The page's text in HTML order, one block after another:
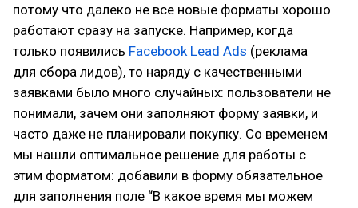
потому что далеко не все новые форматы хорошо
работают сразу на запуске. Например, когда
только появились Facebook Lead Ads (реклама
для сбора лидов), то наряду с качественными
заявками было много случайных: пользователи не
понимали, зачем они заполняют форму заявки, и
часто даже не планировали покупку. Со временем
мы нашли оптимальное решение для работы с
этим форматом: добавили в форму обязательное
для заполнения поле “В какое время мы можем